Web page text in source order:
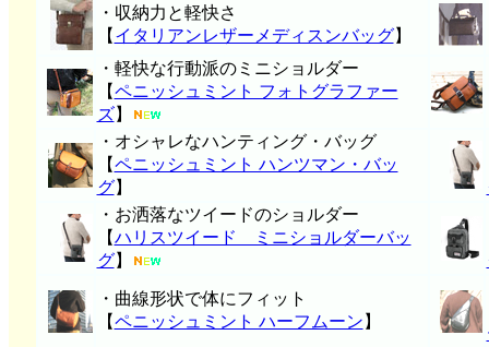
・収納力と軽快さ
【 イタリアンレザーメディスンバッグ】
・軽快な行動派のミニショルダー
【ペニッシュミント フォトグラファー
ズ】
・オシャレなハンティング・バッグ
【ペニッシュミント ハンツマン・バッ
グ】
・お洒落なツイードのショルダー
【ハリスツイード ミニショルダーバッ
グ】
・曲線形状で体にフィット
【ペニッシュミント ハーフムーン 】